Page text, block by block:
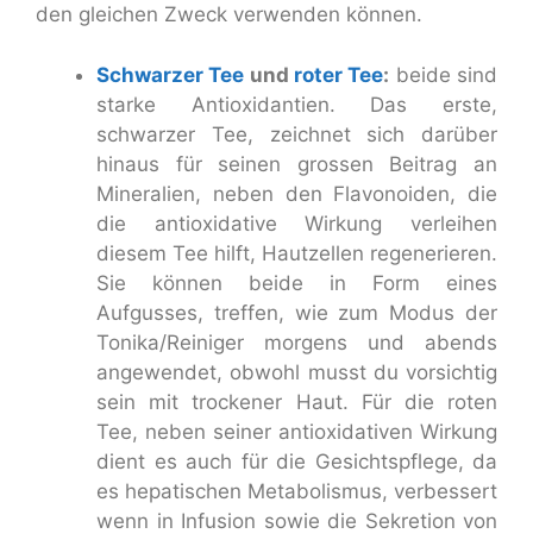
den gleichen Zweck verwenden können.
Schwarzer Tee und roter Tee: beide sind
starke Antioxidantien. Das erste,
schwarzer Tee, zeichnet sich darüber
hinaus für seinen grossen Beitrag an
Mineralien, neben den Flavonoiden, die
die antioxidative Wirkung verleihen
diesem Tee hilft, Hautzellen regenerieren.
Sie können beide in Form eines
Aufgusses, treffen, wie zum Modus der
Tonika/Reiniger morgens und abends
angewendet, obwohl musst du vorsichtig
sein mit trockener Haut. Für die roten
Tee, neben seiner antioxidativen Wirkung
dient es auch für die Gesichtspflege, da
es hepatischen Metabolismus, verbessert
wenn in Infusion sowie die Sekretion von